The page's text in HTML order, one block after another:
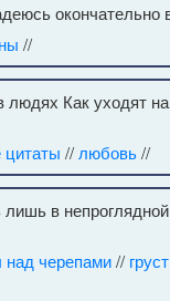
окончательно
//
Как уходят
// любовь//
в
черепами//